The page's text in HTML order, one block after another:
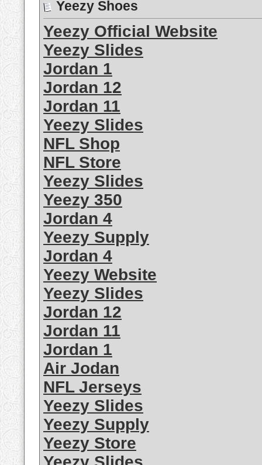
Yeezy Shoes
Yeezy Official Website
Yeezy Slides
Jordan 1
Jordan 12
Jordan 11
Yeezy Slides
NFL Shop
NFL Store
Yeezy Slides
Yeezy 350
Jordan 4
Yeezy Supply
Jordan 4
Yeezy Website
Yeezy Slides
Jordan 12
Jordan 11
Jordan 1
Air Jodan
NFL Jerseys
Yeezy Slides
Yeezy Supply
Yeezy Store